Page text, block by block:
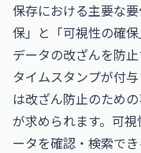
保存における主要な
保」と「可視性の確
データの改ざんを防
タイムスタンプが付
は改ざん防止のため
が求められます。可
ータを確認・検索でき